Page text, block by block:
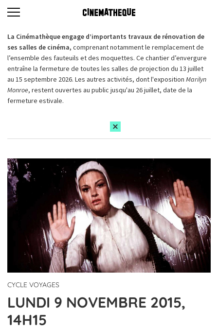
La Cinémathèque engage d’importants travaux de rénovation de
ses salles de cinéma, comprenant notamment le remplacement de
l’ensemble des fauteuils et des moquettes. Ce chantier d’envergure
entraîne la fermeture de toutes les salles de projection du 13 juillet
au 15 septembre 2026. Les autres activités, dont l'exposition Marilyn
Monroe, restent ouvertes au public jusqu'au 26 juillet, date de la
fermeture estivale.
CYCLE VOYAGES
LUNDI 9 NOVEMBRE 2015,
14H15